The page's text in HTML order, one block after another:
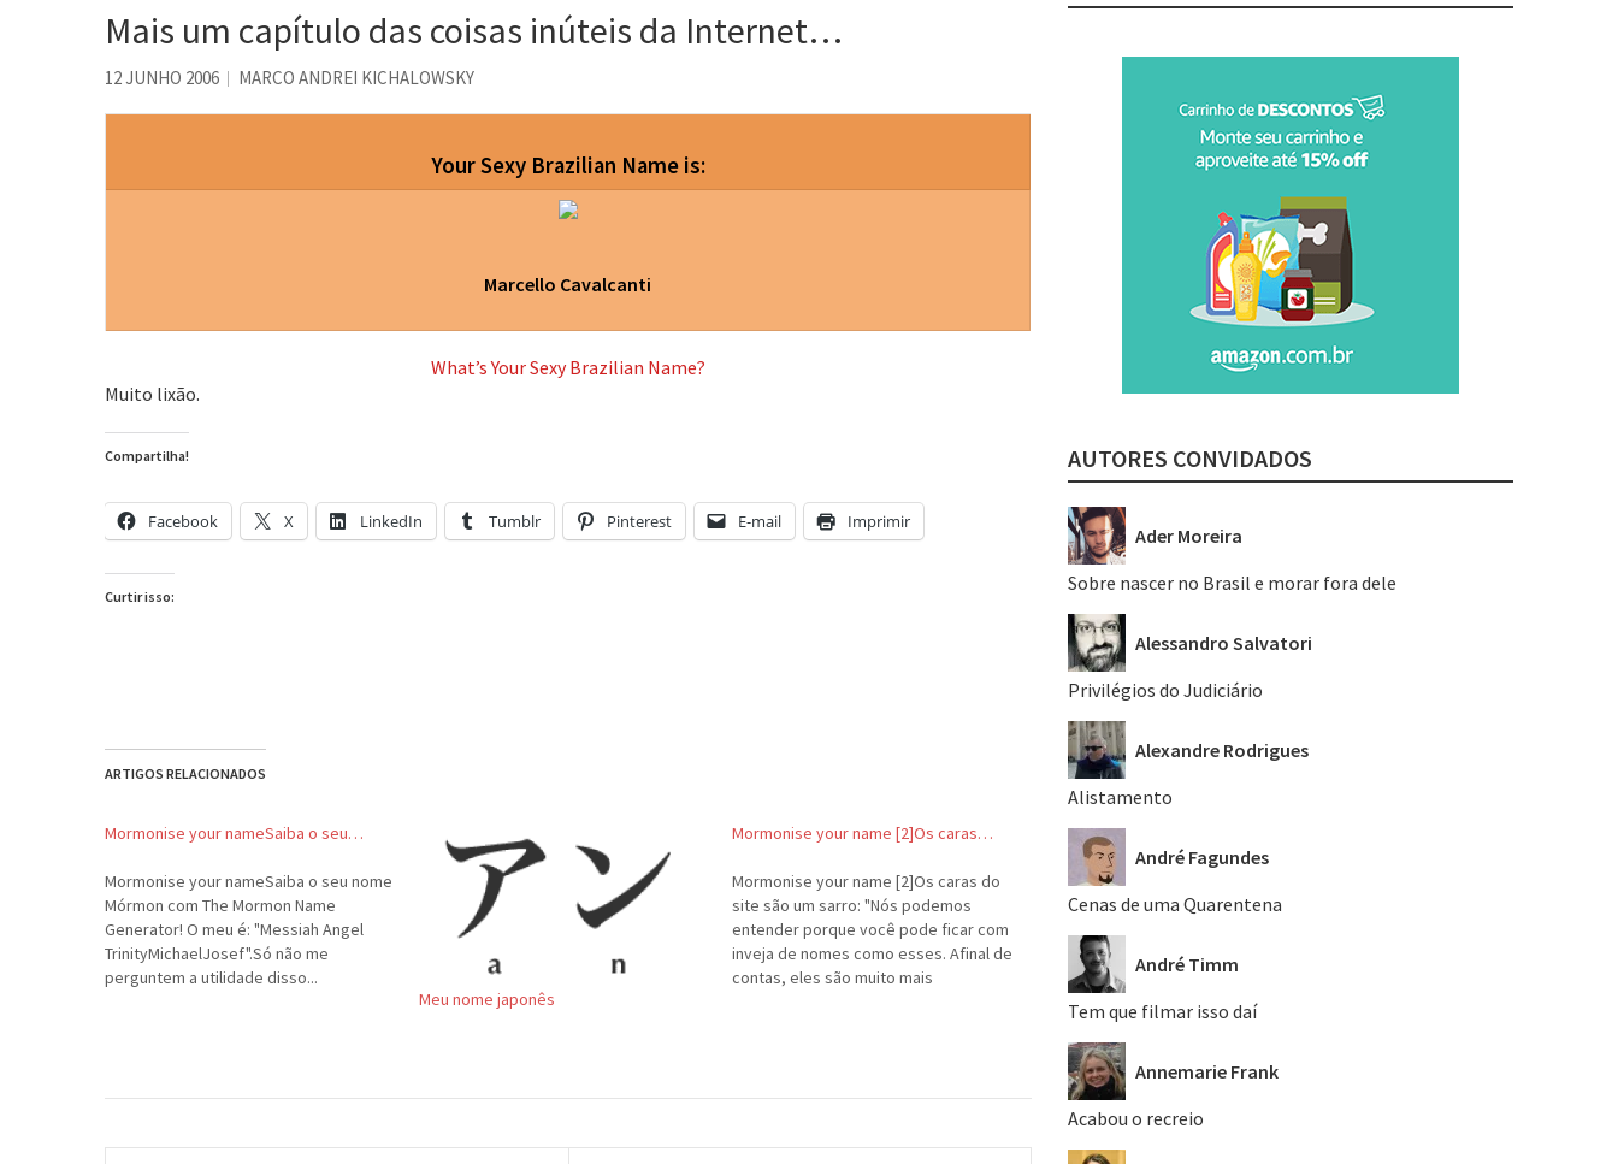
Voto obrigatório é correto?
Mais um capítulo das coisas inúteis da Internet…
12 JUNHO 2006 MARCO ANDREI KICHALOWSKY
Your Sexy Brazilian Name is:
Marcello Cavalcanti
What’s Your Sexy Brazilian Name?
Muito lixão.
Compartilha!
Facebook X LinkedIn Tumblr Pinterest E-mail Imprimir
Curtir isso:
ARTIGOS RELACIONADOS
Mormonise your nameSaiba o seu…
Mormonise your nameSaiba o seu nome
Mórmon com The Mormon Name
Generator! O meu é: "Messiah Angel
TrinityMichaelJosef".Só não me
perguntem a utilidade disso...
Meu nome japonês
Mormonise your name [2]Os caras…
Mormonise your name [2]Os caras do
site são um sarro: "Nós podemos
entender porque você pode ficar com
inveja de nomes como esses. Afinal de
contas, eles são muito mais
AUTORES CONVIDADOS
Ader Moreira
Sobre nascer no Brasil e morar fora dele
Alessandro Salvatori
Privilégios do Judiciário
Alexandre Rodrigues
Alistamento
André Fagundes
Cenas de uma Quarentena
André Timm
Tem que filmar isso daí
Annemarie Frank
Acabou o recreio